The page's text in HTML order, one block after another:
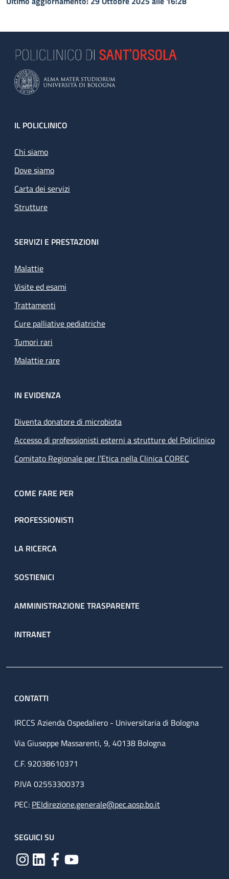
Footer
IL POLICLINICO
Chi siamo
Dove siamo
Carta dei servizi
Strutture
SERVIZI E PRESTAZIONI
Malattie
Visite ed esami
Trattamenti
Cure palliative pediatriche
Tumori rari
Malattie rare
IN EVIDENZA
Diventa donatore di microbiota
Accesso di professionisti esterni a strutture del Policlinico
Comitato Regionale per l’Etica nella Clinica COREC
COME FARE PER
PROFESSIONISTI
LA RICERCA
SOSTIENICI
AMMINISTRAZIONE TRASPARENTE
INTRANET
CONTATTI
IRCCS Azienda Ospedaliero - Universitaria di Bologna
Via Giuseppe Massarenti, 9, 40138 Bologna
C.F. 92038610371
P.IVA 02553300373
PEC: PEIdirezione.generale@pec.aosp.bo.it
SEGUICI SU